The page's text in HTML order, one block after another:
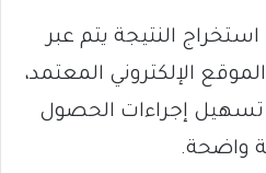
النتيجة يتم عبر
الإلكتروني المعتمد،
إجراءات الحصول
واضحة.